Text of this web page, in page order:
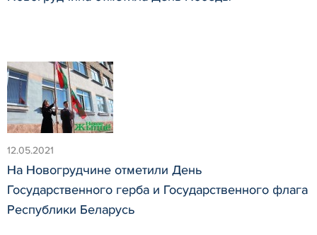
12.05.2021
На Новогрудчине отметили День
Государственного герба и Государственного флага
Республики Беларусь